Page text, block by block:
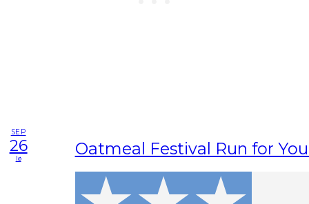
SEP
26
lø Oatmeal Festival Run for